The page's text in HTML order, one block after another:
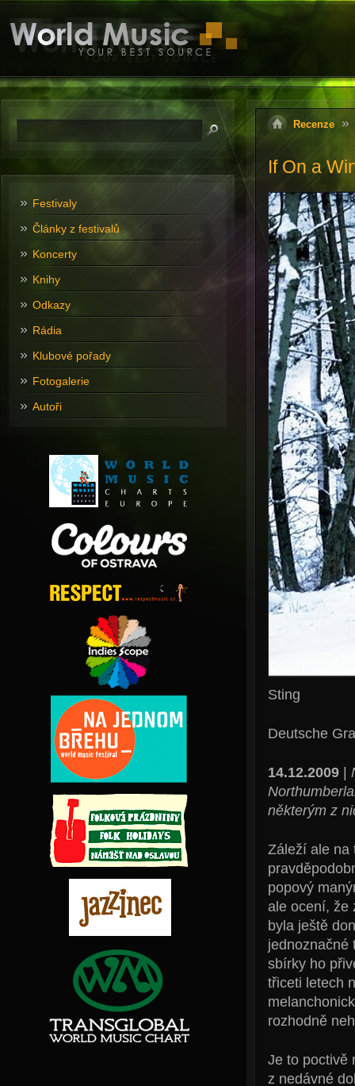
Recenze
If On a
Sting
Deutsche
14.12.2009|
některým z
Záleží ale na
popový
ale ocení, že
byla ještě
jednoznačné
sbírky ho
třiceti letech
rozhodně
Je to poctivě
z nedávné
Festivaly
Články z festivalů
Koncerty
Knihy
Odkazy
Rádia
Klubové pořady
Fotogalerie
Autoři